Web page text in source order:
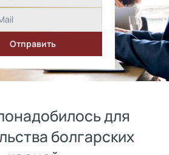
для
болгарских